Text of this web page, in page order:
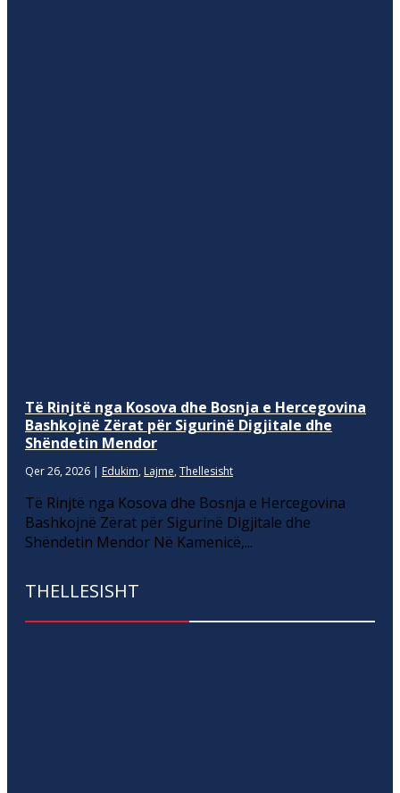
Të Rinjtë nga Kosova dhe Bosnja e Hercegovina
Bashkojnë Zërat për Sigurinë Digjitale dhe
Shëndetin Mendor
Qer 26, 2026 | Edukim, Lajme, Thellesisht
Të Rinjtë nga Kosova dhe Bosnja e Hercegovina
Bashkojnë Zërat për Sigurinë Digjitale dhe
Shëndetin Mendor Në Kamenicë,...
THELLESISHT